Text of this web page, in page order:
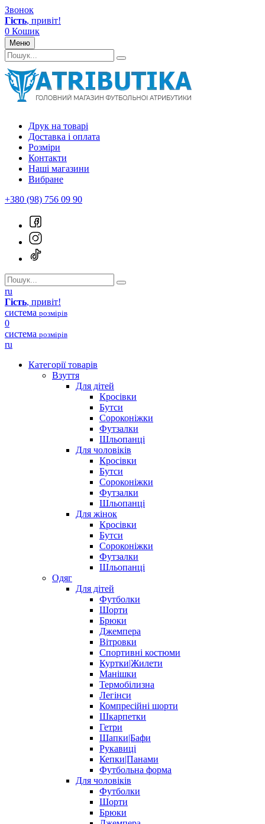
Звонок
Гість, привіт!
0 Кошик
Меню
Друк на товарі
Доставка і оплата
Розміри
Контакти
Наші магазини
Вибране
+380 (98) 756 09 90
ru
Гість, привіт!
система розмірів
0
система розмірів
ru
Категорії товарів
Взуття
Для дітей
Кросівки
Бутси
Сороконіжки
Футзалки
Шльопанці
Для чоловіків
Кросівки
Бутси
Сороконіжки
Футзалки
Шльопанці
Для жінок
Кросівки
Бутси
Сороконіжки
Футзалки
Шльопанці
Одяг
Для дітей
Футболки
Шорти
Брюки
Джемпера
Вітровки
Спортивні костюми
Куртки|Жилети
Манішки
Термобілизна
Легінси
Компресійні шорти
Шкарпетки
Гетри
Шапки|Бафи
Рукавиці
Кепки|Панами
Футбольна форма
Для чоловіків
Футболки
Шорти
Брюки